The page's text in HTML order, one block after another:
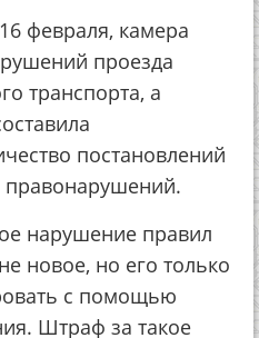
февраля, камера
проезда
транспорта, а
постановлений
правонарушений.
нарушение правил
новое, но его только
с помощью
Штраф за такое